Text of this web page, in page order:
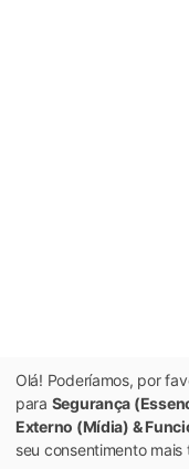
Olá! Poderíamos, por
para Segurança
Externo (Mídia) &
seu consentimento mais